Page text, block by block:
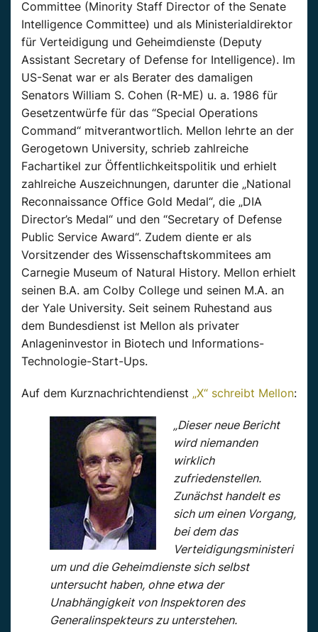
Committee (Minority Staff Director of the Senate
Intelligence Committee) und als Ministerialdirektor
für Verteidigung und Geheimdienste (Deputy
Assistant Secretary of Defense for Intelligence). Im
US-Senat war er als Berater des damaligen
Senators William S. Cohen (R-ME) u. a. 1986 für
Gesetzentwürfe für das “Special Operations
Command“ mitverantwortlich. Mellon lehrte an der
Gerogetown University, schrieb zahlreiche
Fachartikel zur Öffentlichkeitspolitik und erhielt
zahlreiche Auszeichnungen, darunter die „National
Reconnaissance Office Gold Medal“, die „DIA
Director’s Medal“ und den “Secretary of Defense
Public Service Award“. Zudem diente er als
Vorsitzender des Wissenschaftskommitees am
Carnegie Museum of Natural History. Mellon erhielt
seinen B.A. am Colby College und seinen M.A. an
der Yale University. Seit seinem Ruhestand aus
dem Bundesdienst ist Mellon als privater
Anlageninvestor in Biotech und Informations-
Technologie-Start-Ups.
Auf dem Kurznachrichtendienst „X“ schreibt Mellon:
„Dieser neue Bericht
wird niemanden
wirklich
zufriedenstellen.
Zunächst handelt es
sich um einen Vorgang,
bei dem das
Verteidigungsministeri
um und die Geheimdienste sich selbst
untersucht haben, ohne etwa der
Unabhängigkeit von Inspektoren des
Generalinspekteurs zu unterstehen.